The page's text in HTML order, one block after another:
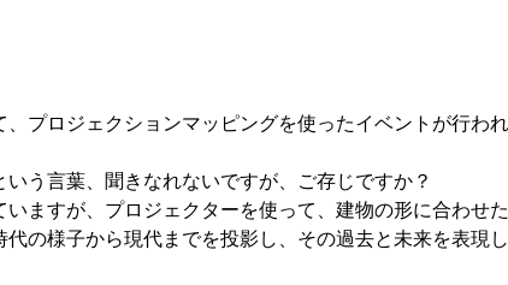
プロジェクションマッピングを使ったイベントが行われ
う言葉、聞きなれないですが、ご存じですか？
ますが、プロジェクターを使って、建物の形に合わせ
の様子から現代までを投影し、その過去と未来を表現し